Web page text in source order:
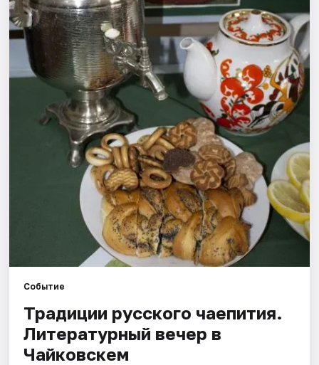
Рейтинги
Событие
Традиции русского чаепития.
Литературный вечер в
Чайковскем